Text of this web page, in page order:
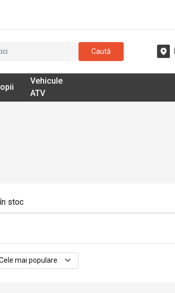
Caută
Vehicule
ATV
în stoc